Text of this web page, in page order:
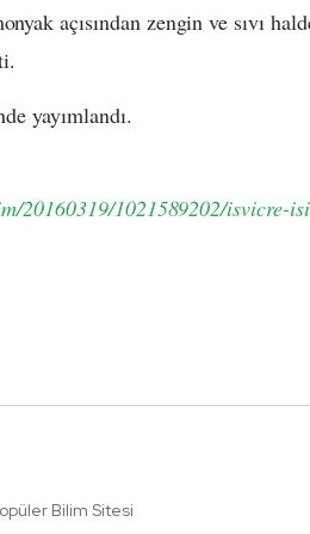
açısından zengin ve sıvı
yayımlandı.
20160319/1021589202/isvicre-
Bilim Sitesi